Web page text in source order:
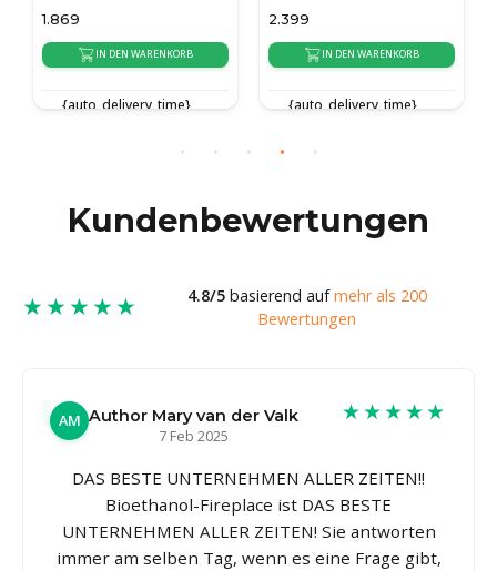
1.869
IN DEN WARENKORB
{auto_delivery_time}
2.399
IN DEN WARENKORB
{auto_delivery_time}
Kundenbewertungen
★★★★★ 4.8/5basierend aufmehr als 200
Bewertungen
AM Author Mary van der Valk
7 Feb 2025
★★★★★
DAS BESTE UNTERNEHMEN ALLER ZEITEN!!
Bioethanol-Fireplace ist DAS BESTE
UNTERNEHMEN ALLER ZEITEN! Sie antworten
immer am selben Tag, wenn es eine Frage gibt,